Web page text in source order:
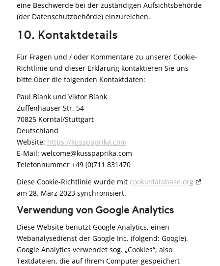
eine Beschwerde bei der zuständigen Aufsichtsbehörde
(der Datenschutzbehörde) einzureichen.
10. Kontaktdetails
Für Fragen und / oder Kommentare zu unserer Cookie-
Richtlinie und dieser Erklärung kontaktieren Sie uns
bitte über die folgenden Kontaktdaten:
Paul Blank und Viktor Blank
Zuffenhauser Str. 54
70825 Korntal/Stuttgart
Deutschland
Website: https://kusspaprika.com
E-Mail: welcome@kusspaprika.com
Telefonnummer +49 (0)711 831470
Diese Cookie-Richtlinie wurde mit cookiedatabase.org
am 28. März 2023 synchronisiert.
Verwendung von Google Analytics
Diese Website benutzt Google Analytics, einen
Webanalysedienst der Google Inc. (folgend: Google).
Google Analytics verwendet sog. „Cookies“, also
Textdateien, die auf Ihrem Computer gespeichert